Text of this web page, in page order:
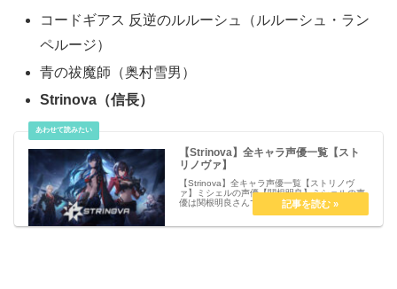
コードギアス 反逆のルルーシュ（ルルーシュ・ラン
ペルージ）
青の祓魔師（奥村雪男）
Strinova（信長）
【Strinova】全キャラ声優一覧【スト
リノヴァ】
【Strinova】全キャラ声優一覧【ストリノヴ
ァ】ミシェルの声優【関根明良】ミシェルの声
優は関根明良さんです。プロフィールと主な出
演作品はこちら信長の声優【福山潤】信長の声